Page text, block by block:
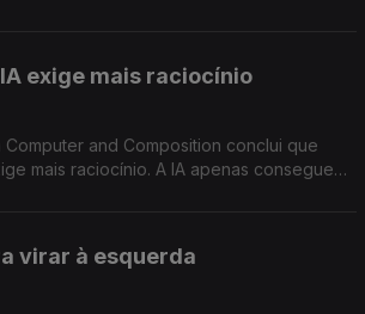
exige mais raciocínio
and Composition conclui que
mais raciocínio. A IA apenas consegue
virar à esquerda